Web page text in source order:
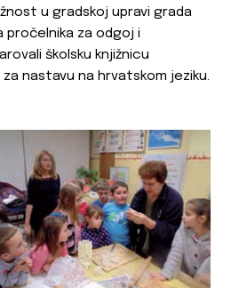
u gradskoj upravi grada
pročelnika za odgoj i
školsku knjižnicu
nastavu na hrvatskom jeziku.